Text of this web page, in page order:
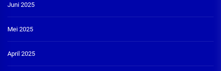
Juni 2025
Mei 2025
April 2025